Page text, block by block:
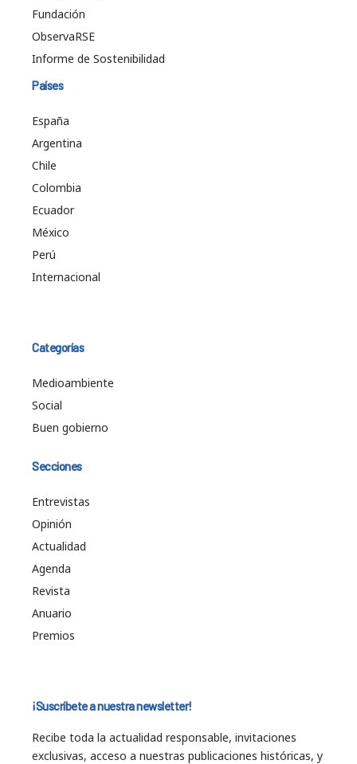
Fundación
ObservaRSE
Informe de Sostenibilidad
Países
España
Argentina
Chile
Colombia
Ecuador
México
Perú
Internacional
Categorías
Medioambiente
Social
Buen gobierno
Secciones
Entrevistas
Opinión
Actualidad
Agenda
Revista
Anuario
Premios
¡Suscríbete a nuestra newsletter!
Recibe toda la actualidad responsable, invitaciones
exclusivas, acceso a nuestras publicaciones históricas, y